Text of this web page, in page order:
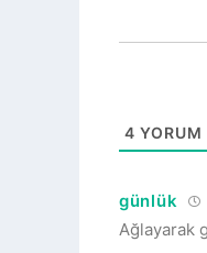
4 YORUM
günlük
Ağlayarak